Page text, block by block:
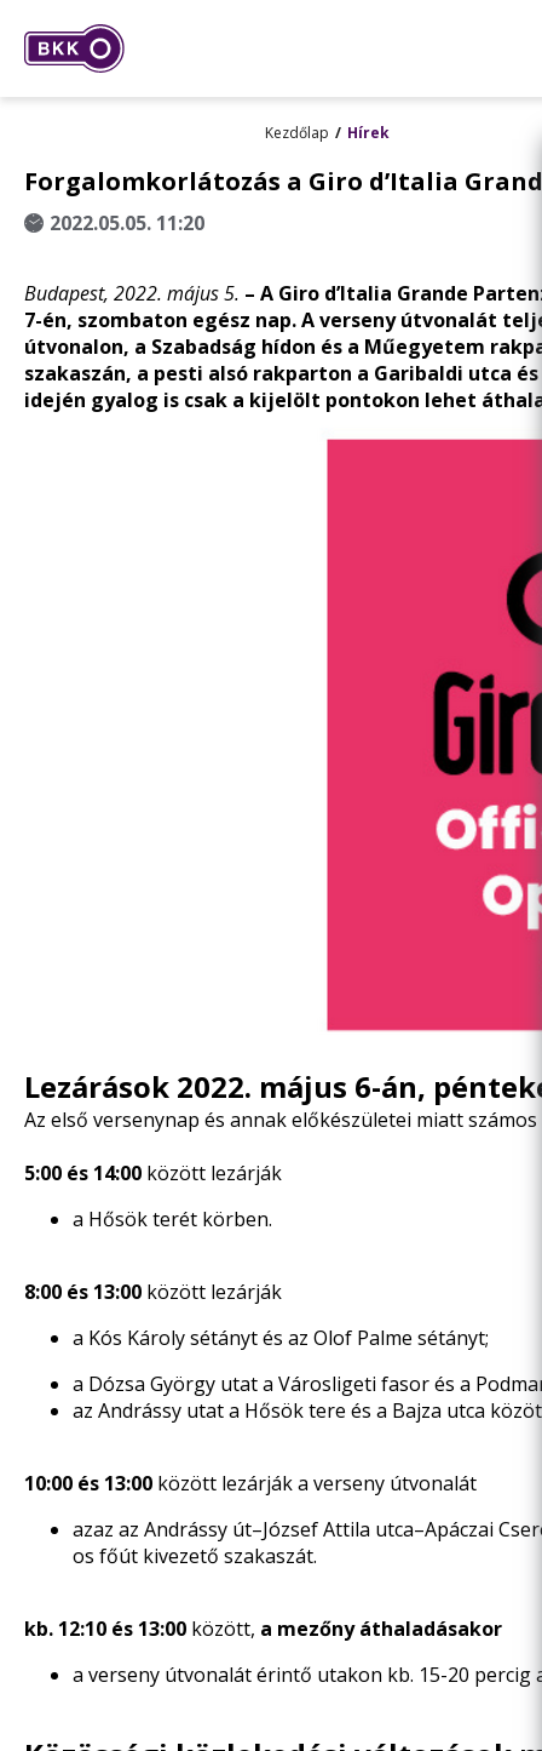
Kezdőlap Hírek
Forgalomkorlátozás a Giro d’Italia
2022.05.05. 11:20
Budapest, 2022. május 5. – A Giro d’Italia Grande
7-én, szombaton egész nap. A verseny útvonalát
útvonalon, a Szabadság hídon és a Műegyetem
szakaszán, a pesti alsó rakparton a Garibaldi utca
idején gyalog is csak a kijelölt pontokon lehet
Lezárások 2022. május 6-án,
Az első versenynap és annak előkészületei miatt
5:00 és 14:00 között lezárják
a Hősök terét körben.
8:00 és 13:00 között lezárják
a Kós Károly sétányt és az Olof Palme sétányt;
a Dózsa György utat a Városligeti fasor és a
az Andrássy utat a Hősök tere és a Bajza utca
10:00 és 13:00 között lezárják a verseny útvonalát
azaz az Andrássy út–József Attila utca–Apáczai
os főút kivezető szakaszát.
kb. 12:10 és 13:00 között, a mezőny áthaladásakor
a verseny útvonalát érintő utakon kb. 15-20